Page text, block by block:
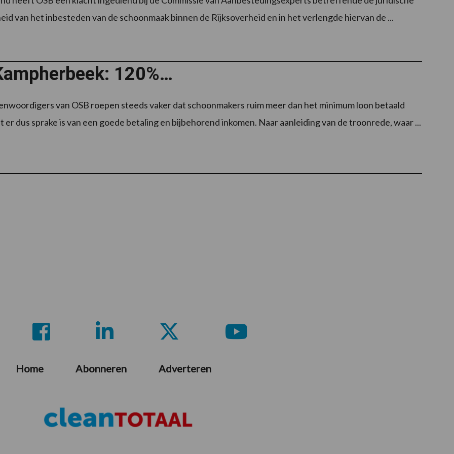
van het inbesteden van de schoonmaak binnen de Rijksoverheid en in het verlengde hiervan de ...
120%…
van OSB roepen steeds vaker dat schoonmakers ruim meer dan het minimum loon betaald
er dus sprake is van een goede betaling en bijbehorend inkomen. Naar aanleiding van de troonrede, waar ...
Home Abonneren Adverteren